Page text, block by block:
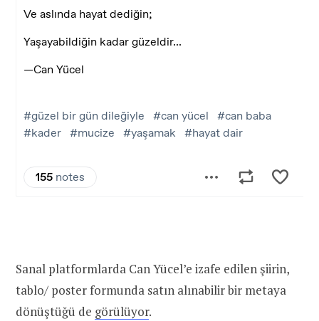
Sanal platformlarda Can Yücel’e izafe edilen şiirin,
tablo/ poster formunda satın alınabilir bir metaya
dönüştüğü de görülüyor.